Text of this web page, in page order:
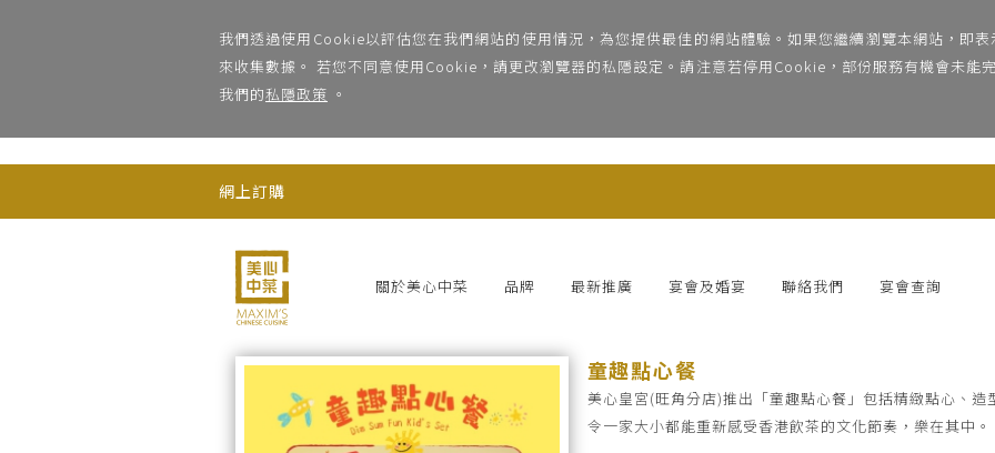
我們透過使用Cookie以評估您在我們網站的使用情況，為您提供最佳的網站體驗。如果您繼續瀏覽本網站，即
來收集數據。 若您不同意使用Cookie，請更改瀏覽器的私隱設定。請注意若停用Cookie，部份服務有機會未能
我們的私隱政策 。
網上訂購
關於美心中菜 品牌 最新推廣 宴會及婚宴 聯絡我們 宴會查詢
童趣點心餐
美心皇宮(旺角分店)推出「童趣點心餐」包括精緻點心、造
令一家大小都能重新感受香港飲茶的文化節奏，樂在其中。